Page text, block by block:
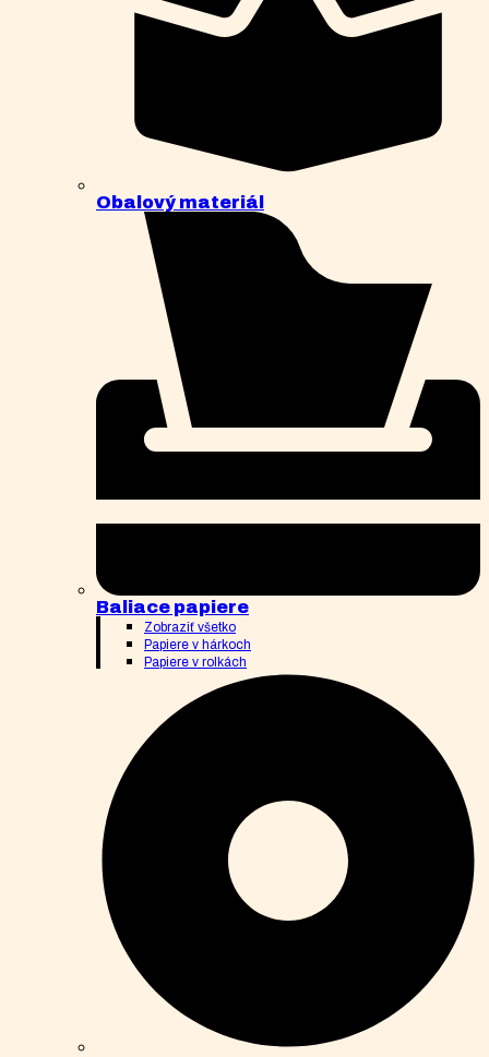
Obalový materiál
Baliace papiere
Zobraziť všetko
Papiere v hárkoch
Papiere v rolkách